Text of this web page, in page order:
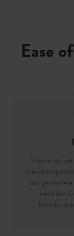
Ease
Visste du
kan
behåller